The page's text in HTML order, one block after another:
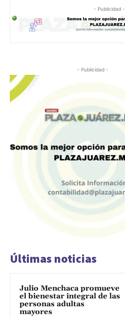
- Publicidad -
- Publicidad -
Últimas noticias
Julio Menchaca promueve
el bienestar integral de las
personas adultas
mayores